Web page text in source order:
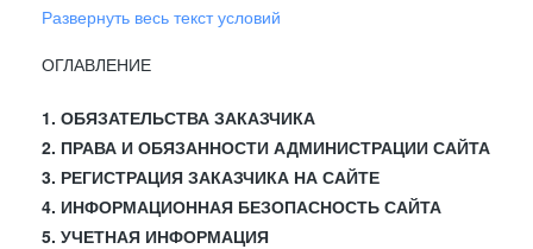
Развернуть весь текст условий
ОГЛАВЛЕНИЕ
1. ОБЯЗАТЕЛЬСТВА ЗАКАЗЧИКА
2. ПРАВА И ОБЯЗАННОСТИ АДМИНИСТРАЦИИ САЙТА
3. РЕГИСТРАЦИЯ ЗАКАЗЧИКА НА САЙТЕ
4. ИНФОРМАЦИОННАЯ БЕЗОПАСНОСТЬ САЙТА
5. УЧЕТНАЯ ИНФОРМАЦИЯ